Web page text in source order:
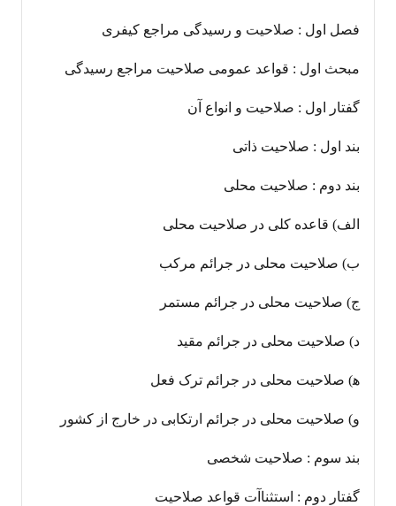
فصل اول : صلاحیت و رسیدگی مراجع کیفری
مبحث اول : قواعد عمومی صلاحیت مراجع رسیدگی
گفتار اول : صلاحیت و انواع آن
بند اول : صلاحیت ذاتی
بند دوم : صلاحیت محلی
الف) قاعده کلی در صلاحیت محلی
ب) صلاحیت محلی در جرائم مرکب
ج) صلاحیت محلی در جرائم مستمر
د) صلاحیت محلی در جرائم مقید
ه‍) صلاحیت محلی در جرائم ترک فعل
و) صلاحیت محلی در جرائم ارتکابی در خارج از کشور
بند سوم : صلاحیت شخصی
گفتار دوم : استثناآت قواعد صلاحیت